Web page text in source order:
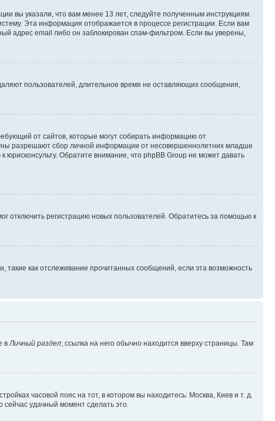
вы указали, что вам менее 13 лет, следуйте полученным инструкциям.
Эта информация отображается в процессе регистрации. Если вам
адрес email либо он заблокирован спам-фильтром. Если вы уверены,
пользователей, длительное время не оставляющих сообщения,
от сайтов, которые могут собирать информацию от
разрешают сбор личной информации от несовершеннолетних младше
Обратите внимание, что phpBB Group не может давать
отключить регистрацию новых пользователей. Обратитесь за помощью к
как отслеживание прочитанных сообщений, если эта возможность
вЛичный раздел; ссылка на него обычно находится вверху страницы. Там
часовой пояс на тот, в котором вы находитесь: Москва, Киев и т. д.
сейчас удачный момент сделать это.